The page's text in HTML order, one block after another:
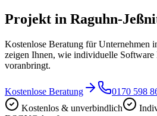
Projekt in Raguhn-
Kostenlose Beratung für Unternehmen
zeigen Ihnen, wie individuelle Software
voranbringt.
Kostenlose Beratung
0170 598
Kostenlos & unverbindlich